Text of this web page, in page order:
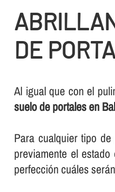
DE
Al igual que con el
suelo de portales en
Para cualquier tipo
previamente el
perfección cuáles